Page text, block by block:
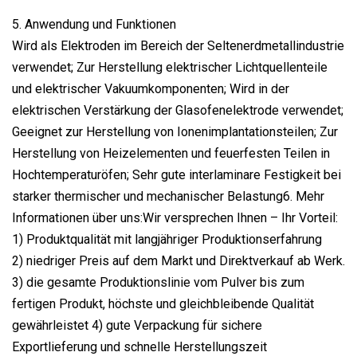
5. Anwendung und Funktionen
Wird als Elektroden im Bereich der Seltenerdmetallindustrie
verwendet; Zur Herstellung elektrischer Lichtquellenteile
und elektrischer Vakuumkomponenten; Wird in der
elektrischen Verstärkung der Glasofenelektrode verwendet;
Geeignet zur Herstellung von Ionenimplantationsteilen; Zur
Herstellung von Heizelementen und feuerfesten Teilen in
Hochtemperaturöfen; Sehr gute interlaminare Festigkeit bei
starker thermischer und mechanischer Belastung6. Mehr
Informationen über uns:Wir versprechen Ihnen – Ihr Vorteil:
1) Produktqualität mit langjähriger Produktionserfahrung
2) niedriger Preis auf dem Markt und Direktverkauf ab Werk.
3) die gesamte Produktionslinie vom Pulver bis zum
fertigen Produkt, höchste und gleichbleibende Qualität
gewährleistet 4) gute Verpackung für sichere
Exportlieferung und schnelle Herstellungszeit